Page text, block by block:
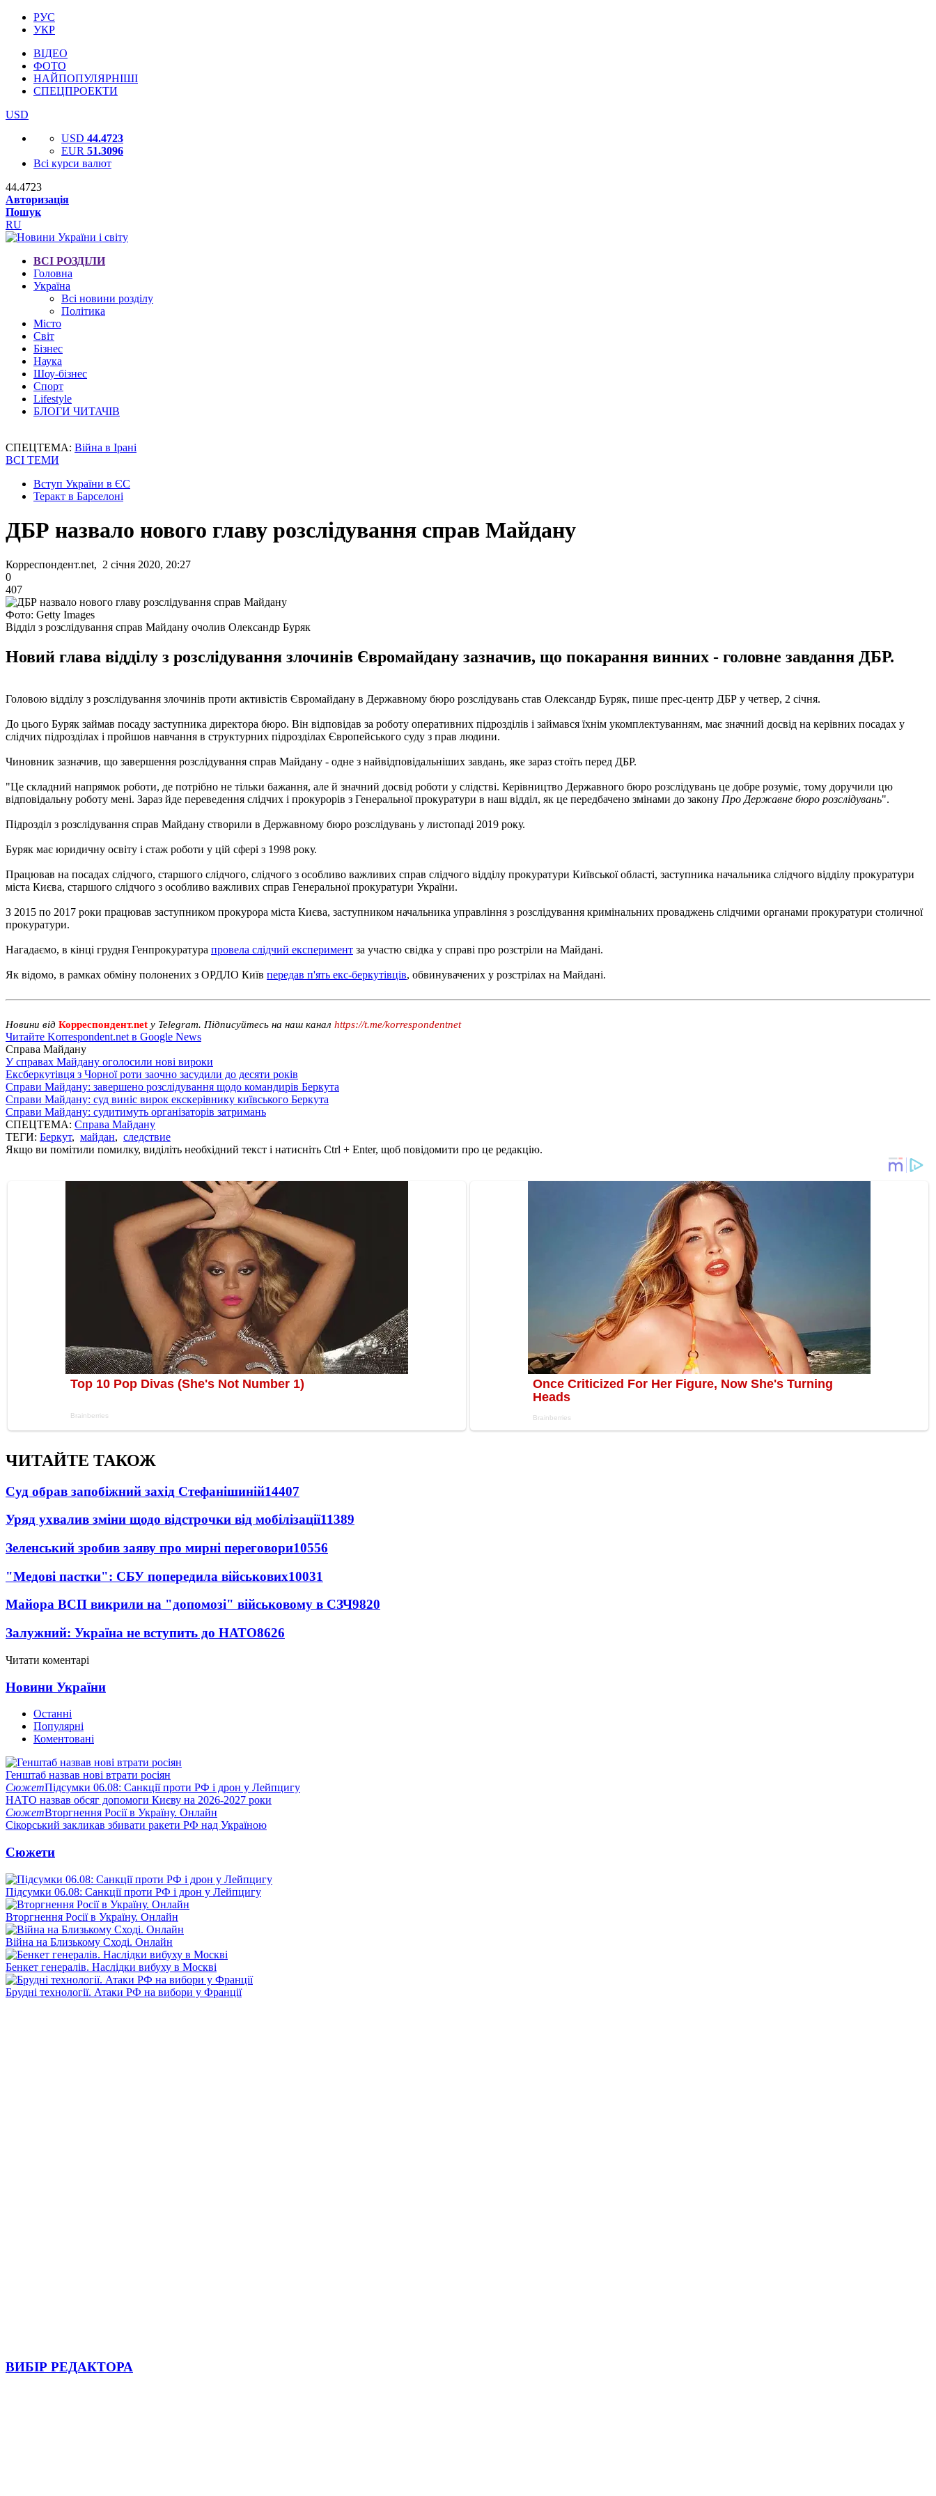
РУС
УКР
ВІДЕО
ФОТО
НАЙПОПУЛЯРНІШІ
СПЕЦПРОЕКТИ
USD
USD 44.4723
EUR 51.3096
Всі курси валют
44.4723
Авторизація
Пошук
RU
ВСІ РОЗДІЛИ
Головна
Україна
Всі новини розділу
Політика
Місто
Світ
Бізнес
Наука
Шоу-бізнес
Спорт
Lifestyle
БЛОГИ ЧИТАЧІВ
СПЕЦТЕМА: Війна в Ірані
ВСІ ТЕМИ
Вступ України в ЄС
Теракт в Барселоні
ДБР назвало нового главу розслідування справ Майдану
Корреспондент.net, 2 січня 2020, 20:27
0
407
Фото: Getty Images
Відділ з розслідування справ Майдану очолив Олександр Буряк
Новий глава відділу з розслідування злочинів Євромайдану зазначив, що покарання винних - головне завдання ДБР.
Головою відділу з розслідування злочинів проти активістів Євромайдану в Державному бюро розслідувань став Олександр Буряк, пише прес-центр ДБР у четвер, 2 січня.
До цього Буряк займав посаду заступника директора бюро. Він відповідав за роботу оперативних підрозділів і займався їхнім укомплектуванням, має значний досвід на керівних посадах у
слідчих підрозділах і пройшов навчання в структурних підрозділах Європейського суду з прав людини.
Чиновник зазначив, що завершення розслідування справ Майдану - одне з найвідповідальніших завдань, яке зараз стоїть перед ДБР.
"Це складний напрямок роботи, де потрібно не тільки бажання, але й значний досвід роботи у слідстві. Керівництво Державного бюро розслідувань це добре розуміє, тому доручили цю
відповідальну роботу мені. Зараз йде переведення слідчих і прокурорів з Генеральної прокуратури в наш відділ, як це передбачено змінами до закону Про Державне бюро розслідувань".
Підрозділ з розслідування справ Майдану створили в Державному бюро розслідувань у листопаді 2019 року.
Буряк має юридичну освіту і стаж роботи у цій сфері з 1998 року.
Працював на посадах слідчого, старшого слідчого, слідчого з особливо важливих справ слідчого відділу прокуратури Київської області, заступника начальника слідчого відділу прокуратури
міста Києва, старшого слідчого з особливо важливих справ Генеральної прокуратури України.
З 2015 по 2017 роки працював заступником прокурора міста Києва, заступником начальника управління з розслідування кримінальних проваджень слідчими органами прокуратури столичної
прокуратури.
Нагадаємо, в кінці грудня Генпрокуратура провела слідчий експеримент за участю свідка у справі про розстріли на Майдані.
Як відомо, в рамках обміну полонених з ОРДЛО Київ передав п'ять екс-беркутівців, обвинувачених у розстрілах на Майдані.
Новини від Корреспондент.net у Telegram. Підписуйтесь на наш канал https://t.me/korrespondentnet
Читайте Korrespondent.net в Google News
Справа Майдану
У справах Майдану оголосили нові вироки
Ексберкутівця з Чорної роти заочно засудили до десяти років
Справи Майдану: завершено розслідування щодо командирів Беркута
Справи Майдану: суд виніс вирок екскерівнику київського Беркута
Справи Майдану: судитимуть організаторів затримань
СПЕЦТЕМА: Справа Майдану
ТЕГИ: Беркут, майдан, следствие
Якщо ви помітили помилку, виділіть необхідний текст і натисніть Ctrl + Enter, щоб повідомити про це редакцію.
ЧИТАЙТЕ ТАКОЖ
Суд обрав запобіжний захід Стефанішиній14407
Уряд ухвалив зміни щодо відстрочки від мобілізації11389
Зеленський зробив заяву про мирні переговори10556
"Медові пастки": СБУ попередила військових10031
Майора ВСП викрили на "допомозі" військовому в СЗЧ9820
Залужний: Україна не вступить до НАТО8626
Читати коментарі
Новини України
Останні
Популярні
Коментовані
Генштаб назвав нові втрати росіян
СюжетПідсумки 06.08: Санкції проти РФ і дрон у Лейпцигу
НАТО назвав обсяг допомоги Києву на 2026-2027 роки
СюжетВторгнення Росії в Україну. Онлайн
Сікорський закликав збивати ракети РФ над Україною
Сюжети
Підсумки 06.08: Санкції проти РФ і дрон у Лейпцигу
Вторгнення Росії в Україну. Онлайн
Війна на Близькому Сході. Онлайн
Бенкет генералів. Наслідки вибуху в Москві
Брудні технології. Атаки РФ на вибори у Франції
ВИБІР РЕДАКТОРА